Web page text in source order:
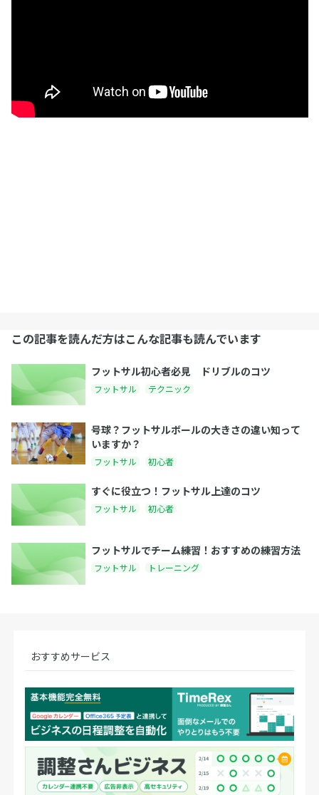
この記事を読んだ方はこんな記事も読んでいます
フットサル初心者必見 ドリブルのコツ
フットサル テクニック
号球？フットサルボールの大きさの違い知って
いますか？
フットサル 初心者
すぐに役立つ！フットサル上達のコツ
フットサル 初心者
フットサルでチーム練習！おすすめの練習方法
フットサル トレーニング
おすすめサービス